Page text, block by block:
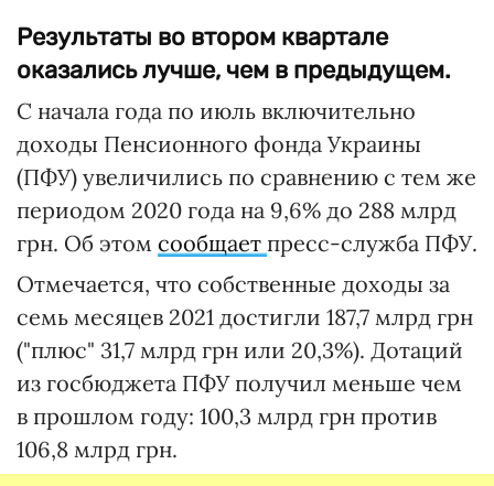
Результаты во втором квартале
оказались лучше, чем в предыдущем.
С начала года по июль включительно
доходы Пенсионного фонда Украины
(ПФУ) увеличились по сравнению с тем же
периодом 2020 года на 9,6% до 288 млрд
грн. Об этом сообщает пресс-служба ПФУ.
Отмечается, что собственные доходы за
семь месяцев 2021 достигли 187,7 млрд грн
("плюс" 31,7 млрд грн или 20,3%). Дотаций
из госбюджета ПФУ получил меньше чем
в прошлом году: 100,3 млрд грн против
106,8 млрд грн.